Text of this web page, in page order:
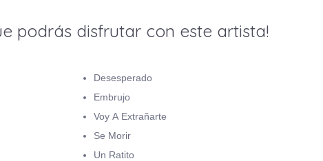
podrás disfrutar con este artista!
Desesperado
Embrujo
Voy A Extrañarte
Se Morir
Un Ratito